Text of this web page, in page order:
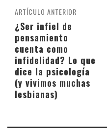
ARTÍCULO ANTERIOR
¿Ser infiel de
pensamiento
cuenta como
infidelidad? Lo que
dice la psicología
(y vivimos muchas
lesbianas)